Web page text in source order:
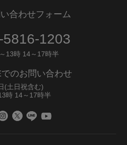
合わせフォーム
5816-1203
13時 14～17時半
のお問い合わせ
(土日祝含む)
時 14～17時半